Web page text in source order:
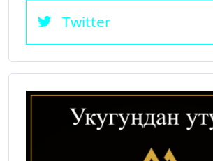
Twitter